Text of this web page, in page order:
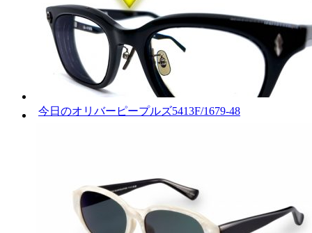
今日のオリバーピープルズ5413F/1679-48